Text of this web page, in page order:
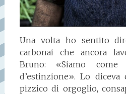
Una volta ho sentito
carbonai che ancora
Bruno: «Siamo
d’estinzione». Lo
pizzico di orgoglio,